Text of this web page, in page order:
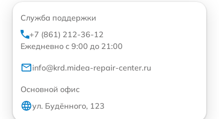
Служба поддержки
+7 (861) 212-36-12
Ежедневно с 9:00 до 21:00
info@krd.midea-repair-center.ru
Основной офис
ул. Будённого, 123